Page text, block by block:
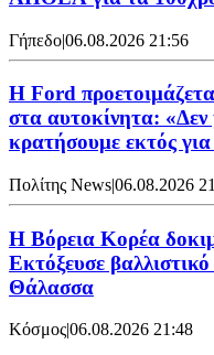
Γήπεδο|06.08.2026 21:56
Η Ford
στα αυτοκίνητα:
κρατήσουμε εκτός
Πολίτης News|06.08.2026
Η Βόρεια Κορέα
Εκτόξευσε
Θάλασσα
Κόσμος|06.08.2026 21:48